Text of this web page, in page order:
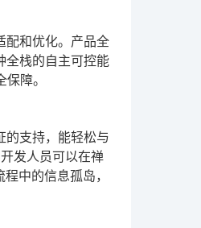
配和优化。产品全
全栈的自主可控能
障。
的支持，能轻松与
发人员可以在禅
中的信息孤岛，